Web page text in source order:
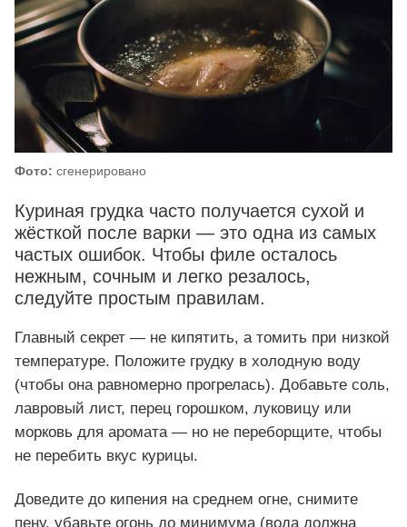
Фото: сгенерировано
Куриная грудка часто получается сухой и
жёсткой после варки — это одна из самых
частых ошибок. Чтобы филе осталось
нежным, сочным и легко резалось,
следуйте простым правилам.
Главный секрет — не кипятить, а томить при низкой
температуре. Положите грудку в холодную воду
(чтобы она равномерно прогрелась). Добавьте соль,
лавровый лист, перец горошком, луковицу или
морковь для аромата — но не переборщите, чтобы
не перебить вкус курицы.
Доведите до кипения на среднем огне, снимите
пену, убавьте огонь до минимума (вода должна